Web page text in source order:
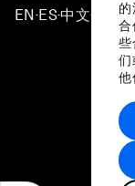
的
合
些
们
他
EN ▪ES▪中文▪ 日本